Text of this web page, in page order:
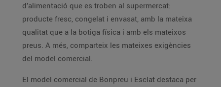
d’alimentació que es troben al supermercat:
producte fresc, congelat i envasat, amb la mateixa
qualitat que a la botiga física i amb els mateixos
preus. A més, comparteix les mateixes exigències
del model comercial.
El model comercial de Bonpreu i Esclat destaca per